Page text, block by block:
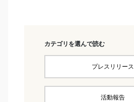
カテゴリを選んで読む
プレスリリース
活動報告